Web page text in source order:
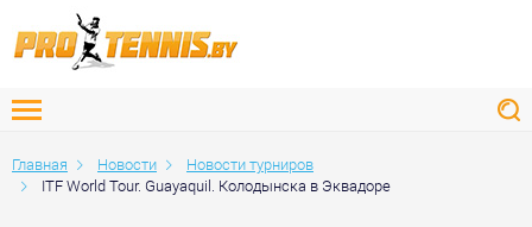
Главная Новости
Новости турниров
ITF World Tour. Guayaquil. Колодынска в Эквадоре